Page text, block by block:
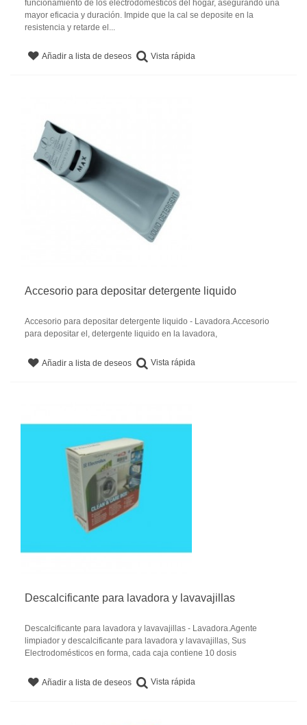
funcionamiento de los electrodomésticos del hogar, asegurando una
mayor eficacia y duración. Impide que la cal se deposite en la
resistencia y retarde el...
Añadir a lista de deseos Vista rápida
Accesorio para depositar detergente liquido
Accesorio para depositar detergente liquido - Lavadora.Accesorio
para depositar el, detergente liquido en la lavadora,
Añadir a lista de deseos Vista rápida
Descalcificante para lavadora y lavavajillas
Descalcificante para lavadora y lavavajillas - Lavadora.Agente
limpiador y descalcificante para lavadora y lavavajillas, Sus
Electrodomésticos en forma, cada caja contiene 10 dosis
Añadir a lista de deseos Vista rápida